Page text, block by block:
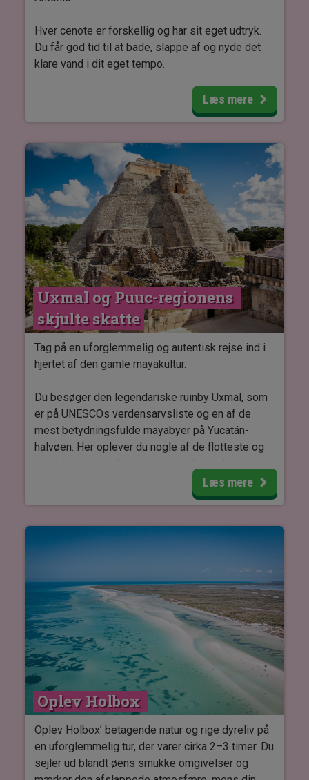
Hver cenote er forskellig og har sit eget udtryk.
Du får god tid til at bade, slappe af og nyde det
klare vand i dit eget tempo.
Turen er en dejlig måde at komme væk fra varmen
på og giver dig mulighed for at se noget af
guide fortæller om området og dets historie
undervejs.
Udflugten slutter med en lækker frokost.
Læs mere
Uxmal og Puuc-regionens
skjulte skatte
Tag på en uforglemmelig og autentisk rejse ind i
hjertet af den gamle mayakultur.
Du besøger den legendariske ruinby Uxmal, som
er på UNESCOs verdensarvsliste og en af de
mest betydningsfulde mayabyer på Yucatán-
halvøen. Her oplever du nogle af de flotteste og
Troldmandens pyramide, det firlængede
Nonnekloster og det storslåede Guvernørpalads.
Herefter fortsætter du til Kabah, som er kendt for
sine mange indgraverede masker, inden turen går
imponerende tre-etagers palads med mere end
90 rum. Til sidst oplever du Labná, hvor du går fra
paladset til den ikoniske Labná-bue – et af
regionens mest fotograferede monumenter.
På denne udflugt får du en anderledes og mere
autentisk oplevelse, da Puuc-regionens ruinbyer
har markant færre besøgende end f.eks. ikoniske
Chichen Itza.
Læs mere
Oplev Holbox
Oplev Holbox’ betagende natur og rige dyreliv på
en uforglemmelig tur, der varer cirka 2–3 timer. Du
sejler ud blandt øens smukke omgivelser og